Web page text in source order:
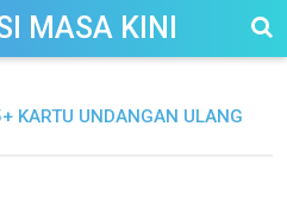
MASA KINI
KARTU UNDANGAN ULANG